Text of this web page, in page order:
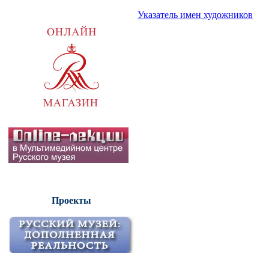
Проекты
Указатель имен художников